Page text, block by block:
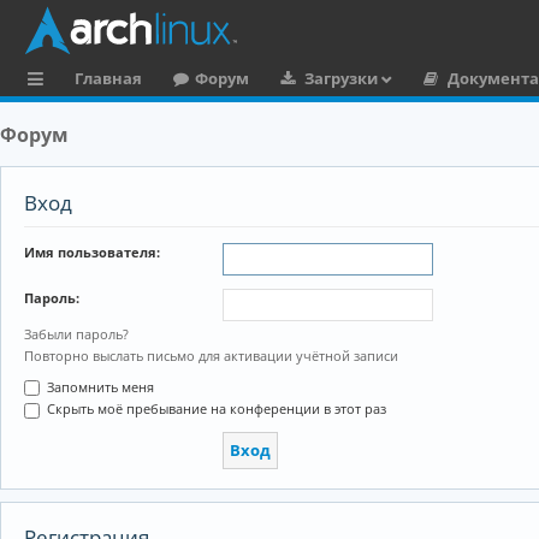
ы
и
Главная Форум Загрузки
Форум
Вход
Имя пользователя:
Пароль:
Забыли пароль?
Повторно выслать письмо для активации учётной записи
Запомнить меня
Скрыть моё пребывание на конференции в этот раз